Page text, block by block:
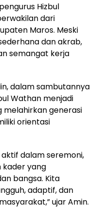
Hizbul
dari
Maros. Meski
dan akrab,
semangat kerja
dalam sambutannya
Wathan menjadi
melahirkan generasi
orientasi
dalam seremoni,
kader yang
bangsa. Kita
adaptif, dan
ujar Amin.